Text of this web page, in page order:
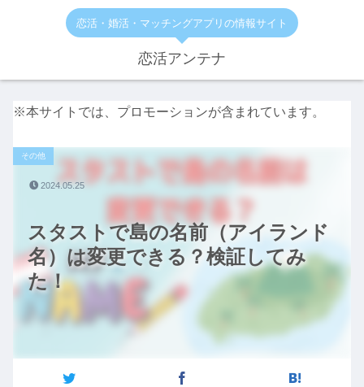
恋活・婚活・マッチングアプリの情報サイト
恋活アンテナ
※本サイトでは、プロモーションが含まれています。
スタストで島の名前（アイランド
名）は変更できる？検証してみ
た！
その他
2024.05.25